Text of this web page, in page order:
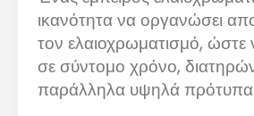
ικανότητα να οργανώσει
τον ελαιοχρωματισμό, ώστε
σε σύντομο χρόνο,
παράλληλα υψηλά πρότυπα